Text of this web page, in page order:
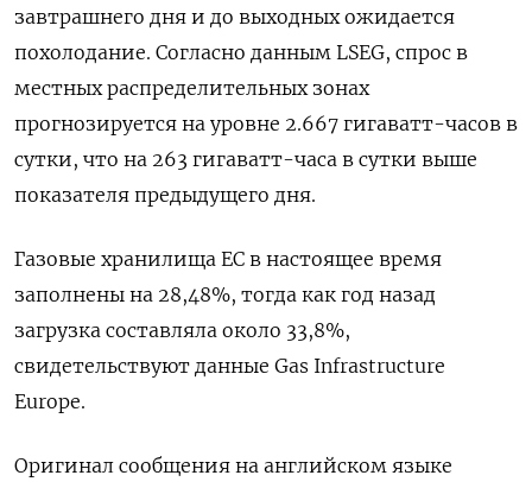
завтрашнего дня и до выходных ожидается
похолодание. Согласно данным LSEG, спрос в
местных распределительных зонах ​
прогнозируется на уровне ⁠2.667 гигаватт-часов в
сутки, что на 263 гигаватт-часа в сутки выше
показателя предыдущего ‌дня.
Газовые хранилища ЕС в настоящее время
заполнены на ‌28,48%, тогда как год назад
загрузка составляла около 33,8%,
свидетельствуют ​данные Gas Infrastructure
Europe.
Оригинал сообщения на английском ‌языке